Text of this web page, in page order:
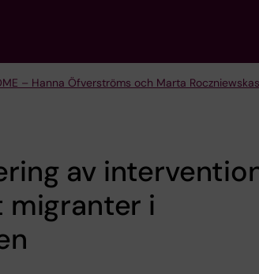
– Hanna Öfverströms och Marta
av
i